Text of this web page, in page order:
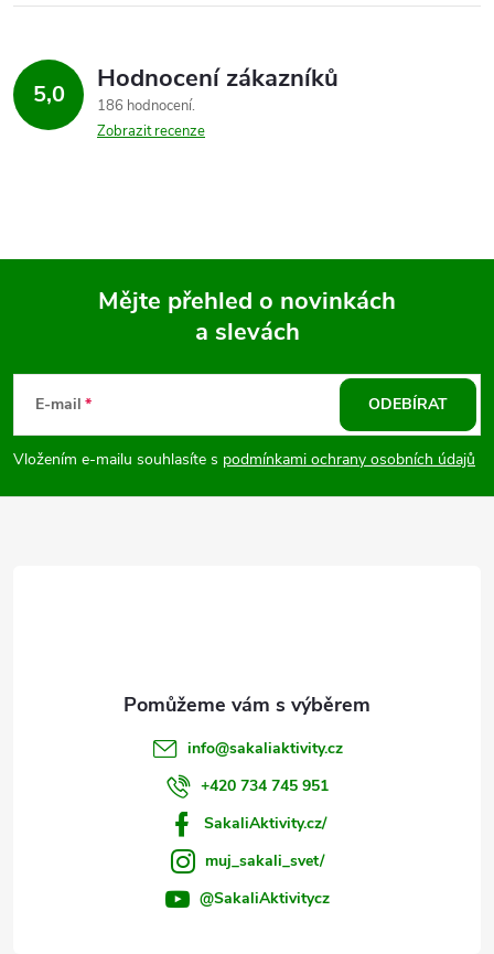
5,0 Hodnocení zákazníků
186 hodnocení
Zobrazit recenze
p
Mějte přehled o novinkách
a slevách
E-mail
Vložením e-mailu souhlasíte s podmínkami ochrany osobních údajů
ODEBÍRAT
info@sakaliaktivity.cz
+420 734 745 951
SakaliAktivity.cz/
muj_sakali_svet/
@SakaliAktivitycz